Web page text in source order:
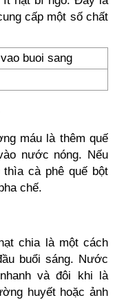
cấp một số chất
máu là thêm quế
nước nóng. Nếu
cà phê quế bột
chế.
chia là một cách
buổi sáng. Nước
và đôi khi là
huyết hoặc ảnh